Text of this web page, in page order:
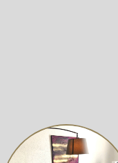
Stabilität
Bedienung. Die